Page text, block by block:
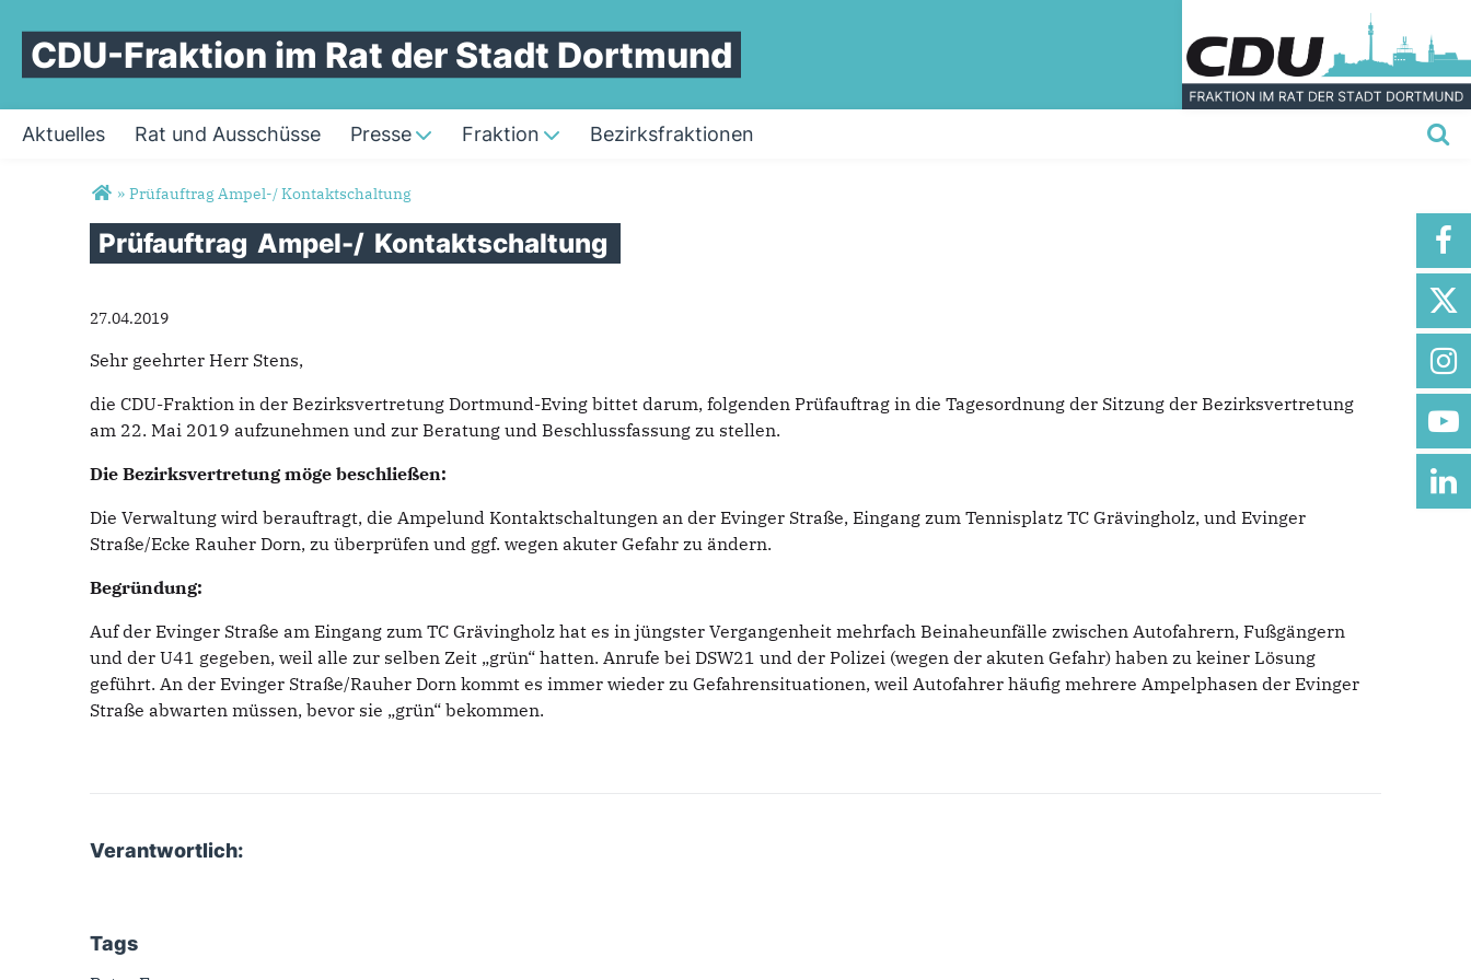
CDU-Fraktion im Rat der Stadt Dortmund
Aktuelles Rat und Ausschüsse Presse Fraktion Bezirksfraktionen
Sie sind hier
» Prüfauftrag Ampel-/ Kontaktschaltung
Prüfauftrag Ampel-/ Kontaktschaltung
27.04.2019
Sehr geehrter Herr Stens,
die CDU-Fraktion in der Bezirksvertretung Dortmund-Eving bittet darum, folgenden Prüfauftrag in die Tagesordnung der Sitzung der Bezirksvertretung
am 22. Mai 2019 aufzunehmen und zur Beratung und Beschlussfassung zu stellen.
Die Bezirksvertretung möge beschließen:
Die Verwaltung wird berauftragt, die Ampelund Kontaktschaltungen an der Evinger Straße, Eingang zum Tennisplatz TC Grävingholz, und Evinger
Straße/Ecke Rauher Dorn, zu überprüfen und ggf. wegen akuter Gefahr zu ändern.
Begründung:
Auf der Evinger Straße am Eingang zum TC Grävingholz hat es in jüngster Vergangenheit mehrfach Beinaheunfälle zwischen Autofahrern, Fußgängern
und der U41 gegeben, weil alle zur selben Zeit „grün“ hatten. Anrufe bei DSW21 und der Polizei (wegen der akuten Gefahr) haben zu keiner Lösung
geführt. An der Evinger Straße/Rauher Dorn kommt es immer wieder zu Gefahrensituationen, weil Autofahrer häufig mehrere Ampelphasen der Evinger
Straße abwarten müssen, bevor sie „grün“ bekommen.
Verantwortlich:
Tags